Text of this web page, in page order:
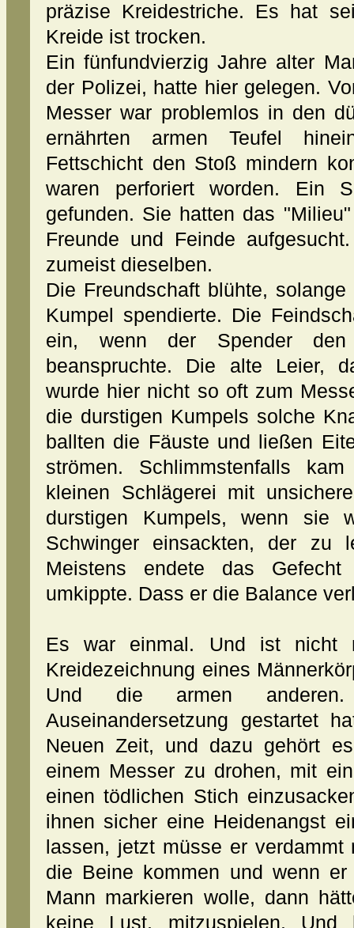
präzise Kreidestriche. Es hat
Kreide ist trocken.
Ein fünfundvierzig Jahre alter
der Polizei, hatte hier gelegen.
Messer war problemlos in den
ernährten armen Teufel
Fettschicht den Stoß mindern
waren perforiert worden. Ein
gefunden. Sie hatten das
Freunde und Feinde
zumeist dieselben.
Die Freundschaft blühte,
Kumpel spendierte. Die
ein, wenn der Spender
beanspruchte. Die alte Leier,
wurde hier nicht so oft zum
die durstigen Kumpels solche
ballten die Fäuste und ließen
strömen. Schlimmstenfalls
kleinen Schlägerei mit
durstigen Kumpels, wenn sie
Schwinger einsackten, der zu
Meistens endete das
umkippte. Dass er die Balance
Es war einmal. Und ist nicht
Kreidezeichnung eines
Und die armen
Auseinandersetzung gestartet
Neuen Zeit, und dazu gehört
einem Messer zu drohen, mit
einen tödlichen Stich
ihnen sicher eine Heidenangst
lassen, jetzt müsse er
die Beine kommen und wenn
Mann markieren wolle, dann
keine Lust, mitzuspielen.